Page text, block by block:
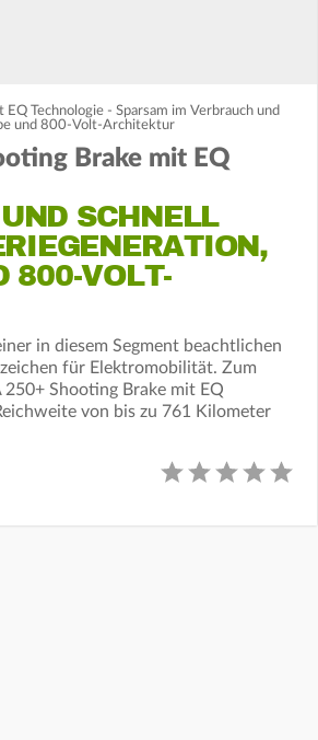
Technologie - Sparsam im Verbrauch und
und 800-Volt-Architektur
Brake mit EQ
SCHNELL
800-VOLT-
in diesem Segment beachtlichen
für Elektromobilität. Zum
Shooting Brake mit EQ
von bis zu 761 Kilometer